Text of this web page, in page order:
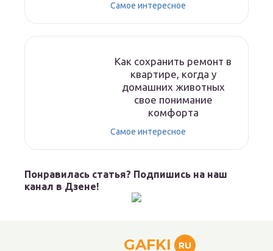
Самое интересное
Как сохранить ремонт в
квартире, когда у
домашних животных
свое понимание
комфорта
Самое интересное
Понравилась статья? Подпишись на наш
канал в Дзене!
GAFKI RU